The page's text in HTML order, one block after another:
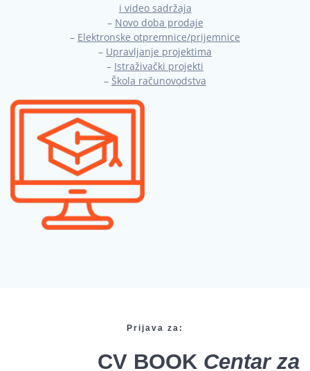
i video sadržaja
– Novo doba prodaje
– Elektronske otpremnice/prijemnice
– Upravljanje projektima
– Istraživački projekti
– Škola računovodstva
Prijava za:
CV BOOK Centar za